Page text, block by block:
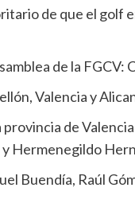
de que el golf
de la
Valencia y
de
Hermenegildo
Buendía, Raúl